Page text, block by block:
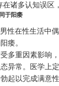
诸多认知误区
于阳痿
性在性生活中
痿。
多重因素影响
异常。医学上
起以完成满意